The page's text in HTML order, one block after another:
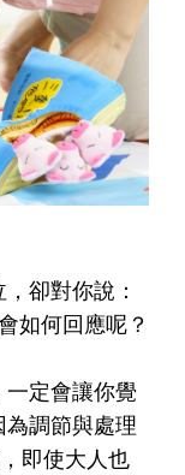
卻對你說：
如何回應呢？
定會讓你覺
調節與處理
即使大人也